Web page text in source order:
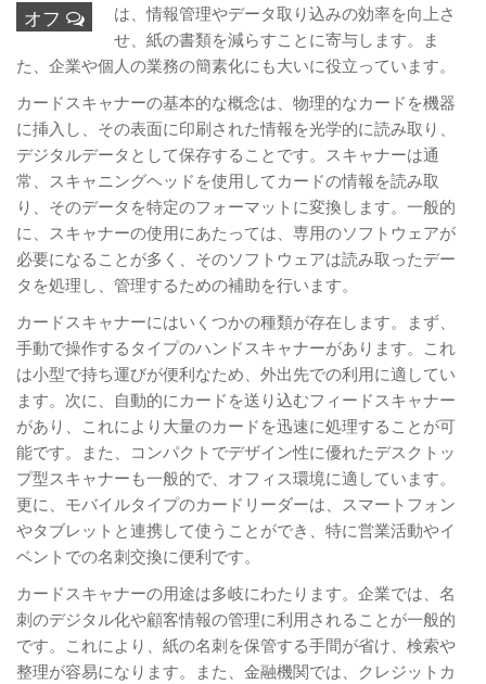
オフ
は、情報管理やデータ取り込みの効率を向上さ
せ、紙の書類を減らすことに寄与します。ま
た、企業や個人の業務の簡素化にも大いに役立っています。
カードスキャナーの基本的な概念は、物理的なカードを機器
に挿入し、その表面に印刷された情報を光学的に読み取り、
デジタルデータとして保存することです。スキャナーは通
常、スキャニングヘッドを使用してカードの情報を読み取
り、そのデータを特定のフォーマットに変換します。一般的
に、スキャナーの使用にあたっては、専用のソフトウェアが
必要になることが多く、そのソフトウェアは読み取ったデー
タを処理し、管理するための補助を行います。
カードスキャナーにはいくつかの種類が存在します。まず、
手動で操作するタイプのハンドスキャナーがあります。これ
は小型で持ち運びが便利なため、外出先での利用に適してい
ます。次に、自動的にカードを送り込むフィードスキャナー
があり、これにより大量のカードを迅速に処理することが可
能です。また、コンパクトでデザイン性に優れたデスクトッ
プ型スキャナーも一般的で、オフィス環境に適しています。
更に、モバイルタイプのカードリーダーは、スマートフォン
やタブレットと連携して使うことができ、特に営業活動やイ
ベントでの名刺交換に便利です。
カードスキャナーの用途は多岐にわたります。企業では、名
刺のデジタル化や顧客情報の管理に利用されることが一般的
です。これにより、紙の名刺を保管する手間が省け、検索や
整理が容易になります。また、金融機関では、クレジットカ